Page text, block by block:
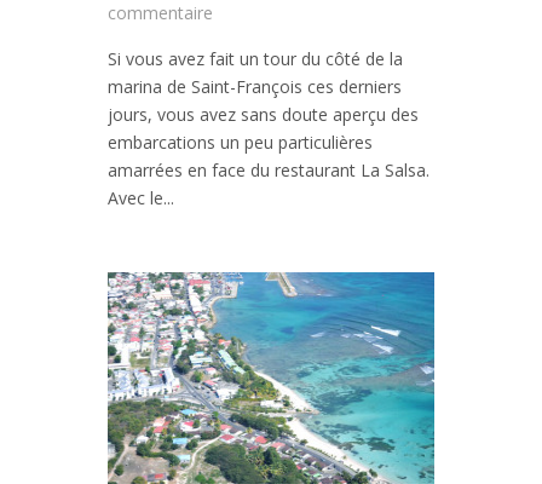
commentaire
Si vous avez fait un tour du côté de la
marina de Saint-François ces derniers
jours, vous avez sans doute aperçu des
embarcations un peu particulières
amarrées en face du restaurant La Salsa.
Avec le...